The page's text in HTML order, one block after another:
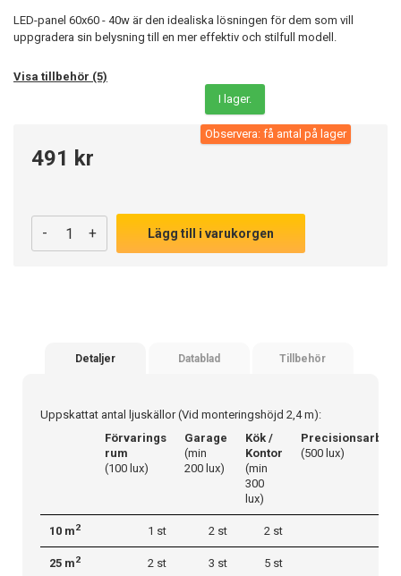
LED-panel 60x60 - 40w är den idealiska lösningen för dem som vill
uppgradera sin belysning till en mer effektiv och stilfull modell.
Visa tillbehör (5)
I lager.
Observera: få antal på lager
491 kr
- + Lägg till i varukorgen
Detaljer Datablad Tillbehör
Uppskattat antal ljuskällor (Vid monteringshöjd 2,4 m):
Förvarings
rum
(100 lux)
Garage
(min
200 lux)
Kök /
Kontor
(min
300
lux)
Precisionsarbete
(500 lux)
10 m2 1 st 2 st 2 st
25 m2 2 st 3 st 5 st